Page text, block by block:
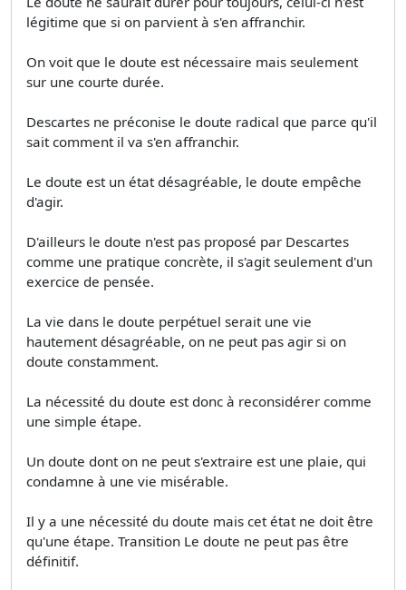
légitime que si on parvient à s'en affranchir.
On voit que le doute est nécessaire mais seulement
sur une courte durée.
Descartes ne préconise le doute radical que parce qu'il
sait comment il va s'en affranchir.
Le doute est un état désagréable, le doute empêche
d'agir.
D'ailleurs le doute n'est pas proposé par Descartes
comme une pratique concrète, il s'agit seulement d'un
exercice de pensée.
La vie dans le doute perpétuel serait une vie
hautement désagréable, on ne peut pas agir si on
doute constamment.
La nécessité du doute est donc à reconsidérer comme
une simple étape.
Un doute dont on ne peut s'extraire est une plaie, qui
condamne à une vie misérable.
Il y a une nécessité du doute mais cet état ne doit être
qu'une étape. Transition Le doute ne peut pas être
définitif.